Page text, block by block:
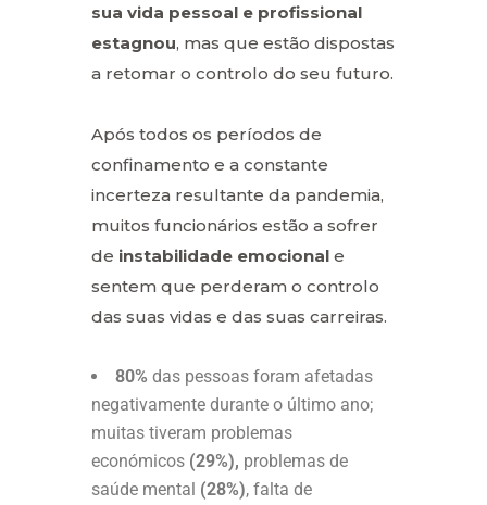
sua vida pessoal e profissional
estagnou, mas que estão dispostas
a retomar o controlo do seu futuro.
Após todos os períodos de
confinamento e a constante
incerteza resultante da pandemia,
muitos funcionários estão a sofrer
de instabilidade emocional e
sentem que perderam o controlo
das suas vidas e das suas carreiras.
80% das pessoas foram afetadas
negativamente durante o último ano;
muitas tiveram problemas
económicos (29%), problemas de
saúde mental (28%), falta de